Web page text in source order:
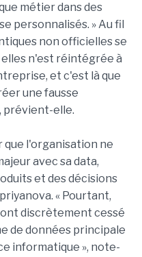
métier dans des
personnalisés. » Au fil
non officielles se
n'est réintégrée à
et c'est là que
une fausse
prévient-elle.
que l'organisation ne
avec sa data,
et des décisions
« Pourtant,
discrètement cessé
de données principale
informatique », note-